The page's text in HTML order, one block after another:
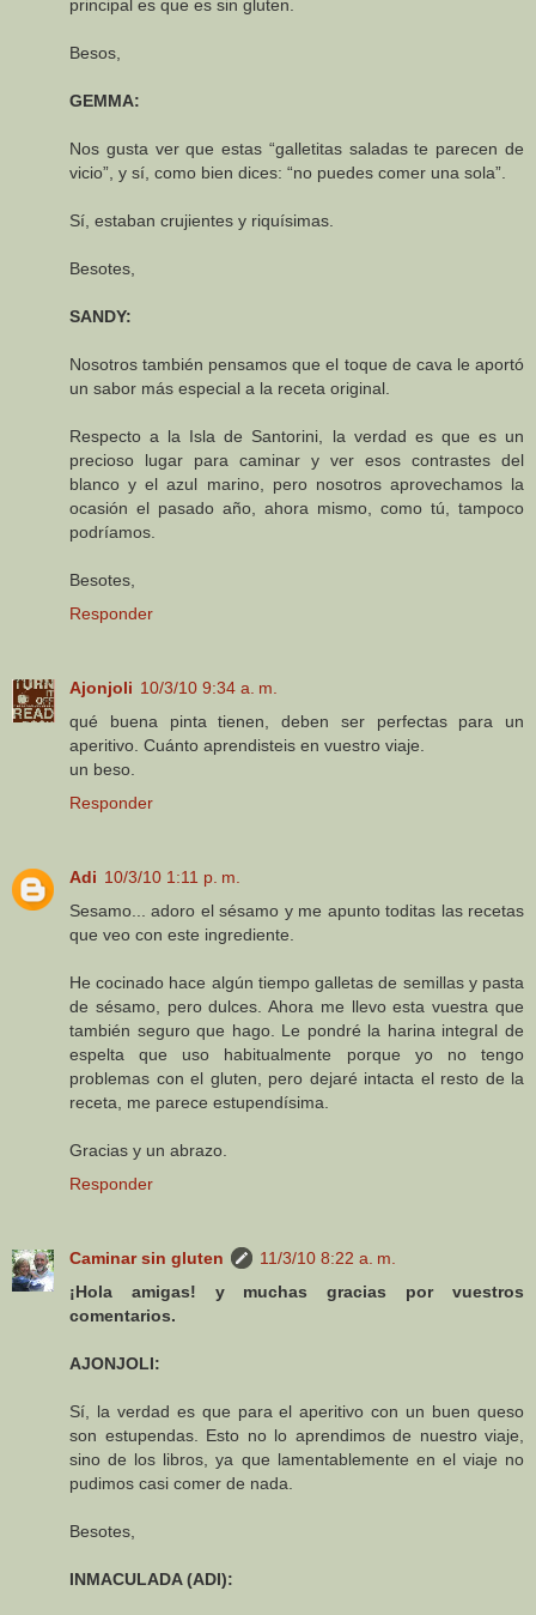
principal es que es sin gluten.
Besos,
GEMMA:
Nos gusta ver que estas “galletitas saladas te parecen de
vicio”, y sí, como bien dices: “no puedes comer una sola”.
Sí, estaban crujientes y riquísimas.
Besotes,
SANDY:
Nosotros también pensamos que el toque de cava le aportó
un sabor más especial a la receta original.
Respecto a la Isla de Santorini, la verdad es que es un
precioso lugar para caminar y ver esos contrastes del
blanco y el azul marino, pero nosotros aprovechamos la
ocasión el pasado año, ahora mismo, como tú, tampoco
podríamos.
Besotes,
Responder
Ajonjoli 10/3/10 9:34 a. m.
qué buena pinta tienen, deben ser perfectas para un
aperitivo. Cuánto aprendisteis en vuestro viaje.
un beso.
Responder
Adi 10/3/10 1:11 p. m.
Sesamo... adoro el sésamo y me apunto toditas las recetas
que veo con este ingrediente.
He cocinado hace algún tiempo galletas de semillas y pasta
de sésamo, pero dulces. Ahora me llevo esta vuestra que
también seguro que hago. Le pondré la harina integral de
espelta que uso habitualmente porque yo no tengo
problemas con el gluten, pero dejaré intacta el resto de la
receta, me parece estupendísima.
Gracias y un abrazo.
Responder
Caminar sin gluten
11/3/10 8:22 a. m.
¡Hola amigas! y muchas gracias por vuestros
comentarios.
AJONJOLI:
Sí, la verdad es que para el aperitivo con un buen queso
son estupendas. Esto no lo aprendimos de nuestro viaje,
sino de los libros, ya que lamentablemente en el viaje no
pudimos casi comer de nada.
Besotes,
INMACULADA (ADI):